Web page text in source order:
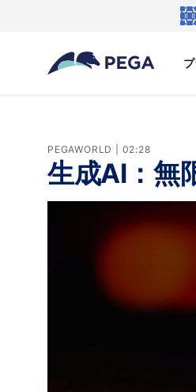
PEGAWORLD | 02:28
生成AI：無